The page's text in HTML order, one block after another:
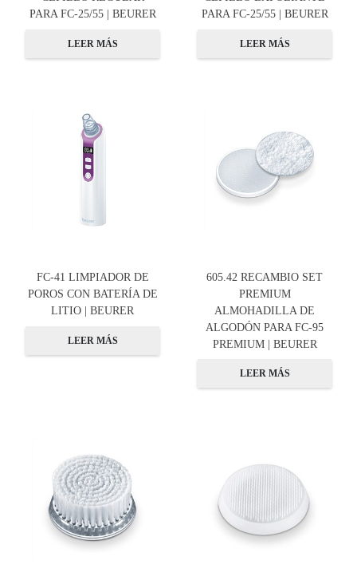
PARA FC-25/55 | BEURER
LEER MÁS
PARA FC-25/55 | BEURER
LEER MÁS
FC-41 LIMPIADOR DE
POROS CON BATERÍA DE
LITIO | BEURER
LEER MÁS
605.42 RECAMBIO SET
PREMIUM
ALMOHADILLA DE
ALGODÓN PARA FC-95
PREMIUM | BEURER
LEER MÁS